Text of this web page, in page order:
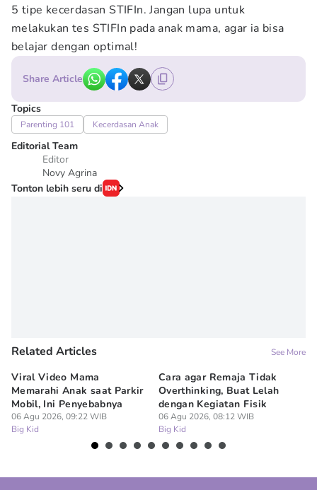
5 tipe kecerdasan STIFIn. Jangan lupa untuk
melakukan tes STIFIn pada anak mama, agar ia bisa
belajar dengan optimal!
Share Article
Topics
Parenting 101 Kecerdasan Anak
Editorial Team
Editor
Novy Agrina
Tonton lebih seru di
Related Articles See More
Viral Video Mama
Memarahi Anak saat Parkir
Mobil, Ini Penyebabnya
06 Agu 2026, 09:22 WIB
Big Kid
Cara agar Remaja Tidak
Overthinking, Buat Lelah
dengan Kegiatan Fisik
06 Agu 2026, 08:12 WIB
Big Kid